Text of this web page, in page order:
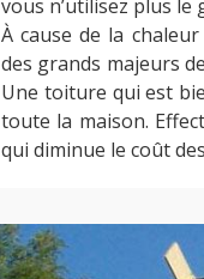
vous n’utilisez plus
À cause de la
des grands majeurs
Une toiture qui est
toute la maison.
qui diminue le coût